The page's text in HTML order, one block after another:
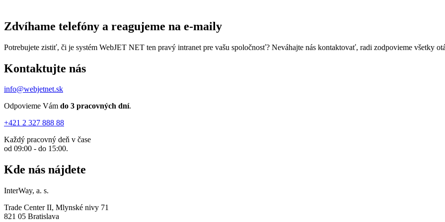
Zdvíhame telefóny a reagujeme na e-maily
Potrebujete zistiť, či je systém WebJET NET ten pravý intranet pre vašu spoločnosť? Neváhajte nás kontaktovať, radi zodpovieme všetky
Kontaktujte nás
info@webjetnet.sk
Odpovieme Vám do 3 pracovných dní.
+421 2 327 888 88
Každý pracovný deň v čase
od 09:00 - do 15:00.
Kde nás nájdete
InterWay, a. s.
Trade Center II, Mlynské nivy 71
821 05 Bratislava